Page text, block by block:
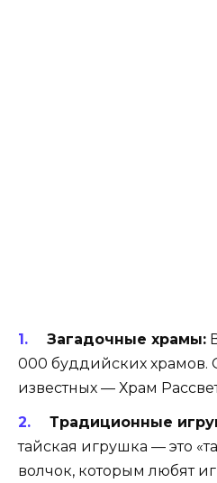
Загадочные храмы:
000 буддийских храмов.
известных — Храм
Традиционные
тайская игрушка — это
волчок, которым любят